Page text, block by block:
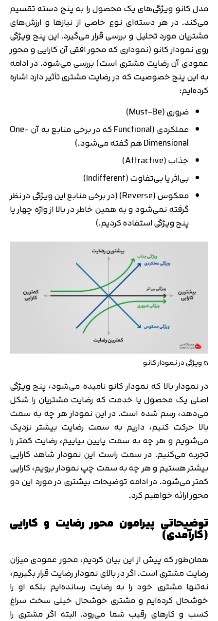
مدل کانو ویژگی‌های یک محصول را به پنج دسته تقسیم
می‌کند. در هر دسته‌ای نوع خاصی از نیازها و ارزش‌های
مشتریان مورد تحلیل و بررسی قرار می‌گیرد. این پنج ویژگی
روی نمودار کانو (نموداری که محور افقی آن کارایی و محور
عمودی آن رضایت مشتری است) بررسی می‌شود. در ادامه
به این پنج خصوصیت که در رضایت مشتری تأثیر دارد اشاره
کرده‌ایم:
ضروری (Must-Be)
عملکردی (Functional که در برخی منابع به آن One-
Dimensional هم گفته می‌شود.)
جذاب (Attractive)
بی‌اثر یا بی‌تفاوت (Indifferent)
معکوس (Reverse) (در برخی منابع این ویژگی در نظر
گرفته نمی‌شود و به همین خاطر در بالا از واژه چهار یا
پنج ویژگی استفاده کردیم.)
5 ویژگی در نمودار کانو
در نمودار بالا که نمودار کانو نامیده می‌شود، پنج ویژگی
اصلی یک محصول یا خدمت که رضایت مشتریان را شکل
می‌دهد، رسم شده است. در این نمودار هر چه به سمت
بالا حرکت کنیم، داریم به سمت رضایت بیشتر نزدیک
می‌شویم و هر چه به سمت پایین بیاییم، رضایت کمتر را
تجربه می‌کنیم. در سمت راست این نمودار شاهد کارایی
بیشتر هستیم و هر چه به سمت چپ نمودار برویم، کارایی
کمتر می‌شود. در ادامه توضیحات بیشتری در مورد این دو
محور ارائه خواهیم کرد.
توضیحاتی پیرامون محور رضایت و کارایی
(کارآمدی)
همان‌طور که پیش از این بیان کردیم، محور عمودی میزان
رضایت مشتری است. اگر در بالای نمودار رضایت قرار بگیریم،
نه‌تنها مشتری خود را به رضایت رسانده‌ایم بلکه او را
خوشحال کرده‌ایم و مشتری خوشحال خیلی سخت سراغ
کسب و کارهای رقیب شما می‌رود. البته اگر مشتری را